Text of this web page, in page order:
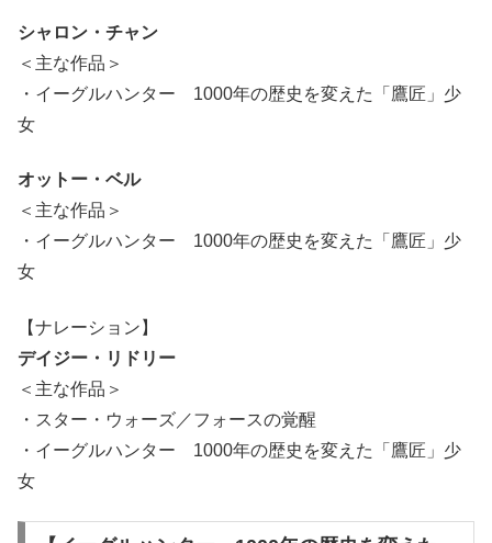
シャロン・チャン
＜主な作品＞
・イーグルハンター 1000年の歴史を変えた「鷹匠」少
女
オットー・ベル
＜主な作品＞
・イーグルハンター 1000年の歴史を変えた「鷹匠」少
女
【ナレーション】
デイジー・リドリー
＜主な作品＞
・スター・ウォーズ／フォースの覚醒
・イーグルハンター 1000年の歴史を変えた「鷹匠」少
女